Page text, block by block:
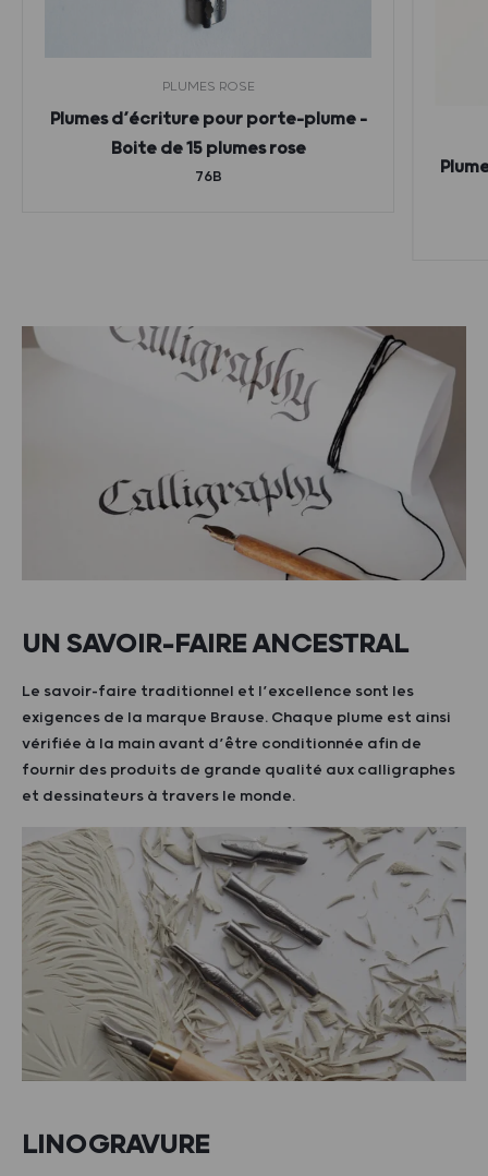
PLUMES ROSE
Plumes d’écriture pour porte-plume –
Boite de 15 plumes rose
76B
UN SAVOIR-FAIRE ANCESTRAL
Le savoir-faire traditionnel et l’excellence sont les
exigences de la marque Brause. Chaque plume est ainsi
vérifiée à la main avant d’être conditionnée afin de
fournir des produits de grande qualité aux calligraphes
et dessinateurs à travers le monde.
LINOGRAVURE